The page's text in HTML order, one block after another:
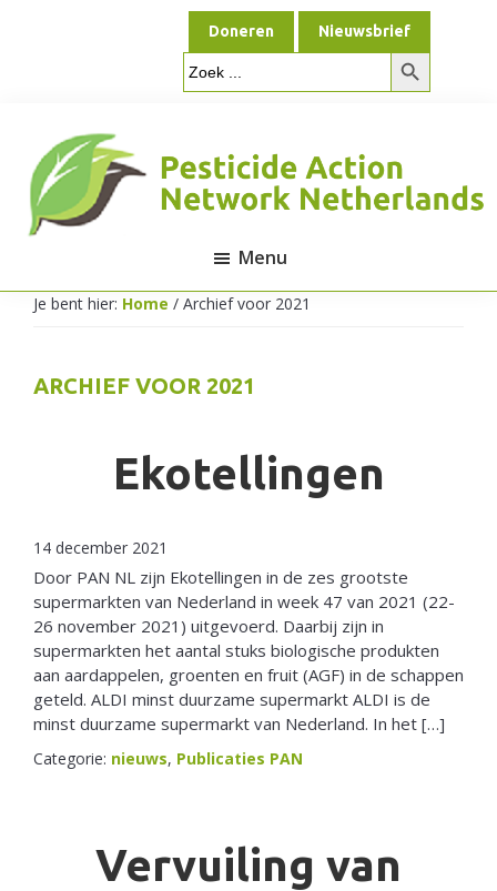
Doneren Nieuwsbrief
Zoek
naar:
Zoekknop
Pesticide
Action
Netherlands
Menu
Je bent hier: Home / Archief voor 2021
ARCHIEF VOOR 2021
Ekotellingen
14 december 2021
Door PAN NL zijn Ekotellingen in de zes grootste
supermarkten van Nederland in week 47 van 2021 (22-
26 november 2021) uitgevoerd. Daarbij zijn in
supermarkten het aantal stuks biologische produkten
aan aardappelen, groenten en fruit (AGF) in de schappen
geteld. ALDI minst duurzame supermarkt ALDI is de
minst duurzame supermarkt van Nederland. In het […]
Categorie: nieuws, Publicaties PAN
Vervuiling van